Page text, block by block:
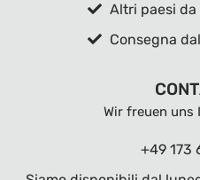
Altri paesi da
Consegna
Wir freuen uns
+49 173